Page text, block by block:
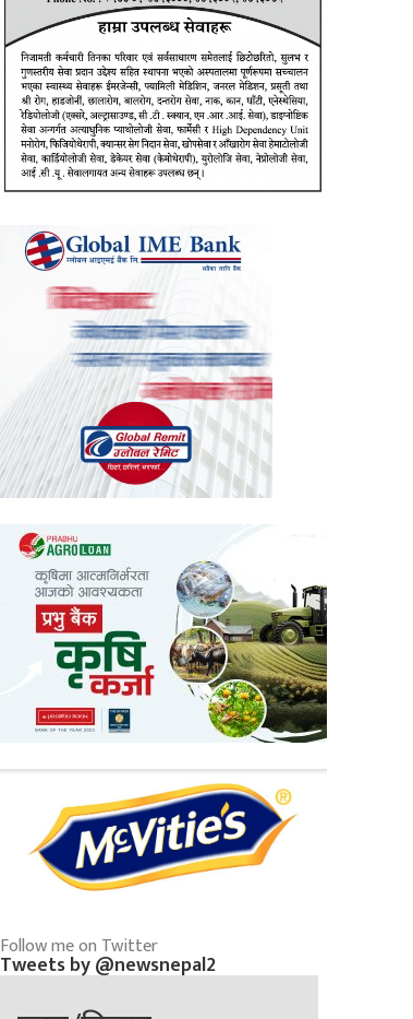
Follow me on Twitter
Tweets by @newsnepal2